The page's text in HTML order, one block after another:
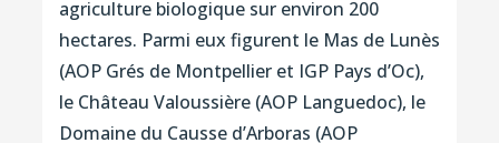
agriculture biologique sur environ 200
hectares. Parmi eux figurent le Mas de Lunès
(AOP Grés de Montpellier et IGP Pays d’Oc),
le Château Valoussière (AOP Languedoc), le
Domaine du Causse d’Arboras (AOP